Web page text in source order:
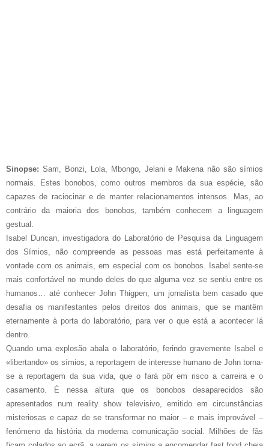
Sinopse: Sam, Bonzi, Lola, Mbongo, Jelani e Makena não são símios
normais. Estes bonobos, como outros membros da sua espécie, são
capazes de raciocinar e de manter relacionamentos intensos. Mas, ao
contrário da maioria dos bonobos, também conhecem a linguagem
gestual.
Isabel Duncan, investigadora do Laboratório de Pesquisa da Linguagem
dos Símios, não compreende as pessoas mas está perfeitamente à
vontade com os animais, em especial com os bonobos. Isabel sente-se
mais confortável no mundo deles do que alguma vez se sentiu entre os
humanos… até conhecer John Thigpen, um jornalista bem casado que
desafia os manifestantes pelos direitos dos animais, que se mantêm
eternamente à porta do laboratório, para ver o que está a acontecer lá
dentro.
Quando uma explosão abala o laboratório, ferindo gravemente Isabel e
«libertando» os símios, a reportagem de interesse humano de John torna-
se a reportagem da sua vida, que o fará pôr em risco a carreira e o
casamento. É nessa altura que os bonobos desaparecidos são
apresentados num reality show televisivo, emitido em circunstâncias
misteriosas e capaz de se transformar no maior – e mais improvável –
fenómeno da história da moderna comunicação social. Milhões de fãs